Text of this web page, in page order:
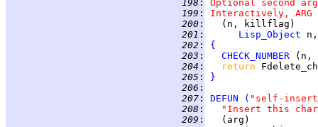
198 :
Optional second
199 :
Interactively,
200 :
201 :
Lisp_Object
202 :
{
203 : CHECK_NUMBER (n,
204 : return
205 :
}
206 :
207 : DEFUN ( "self-insert-
208 :
"Insert this
209 :